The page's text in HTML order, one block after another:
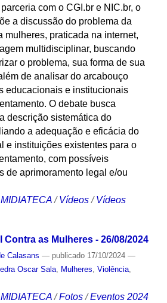
com o CGI.br e NIC.br, o
a discussão do problema da
mulheres, praticada na internet,
multidisciplinar, buscando
o problema, sua forma de sua
de analisar do arcabouço
educacionais e institucionais
O debate busca
descrição sistemática do
a adequação e eficácia do
e instituições existentes para o
com possíveis
de aprimoramento legal e/ou
MIDIATECA / Vídeos / Vídeos
as Mulheres - 26/08/2024
Calasans — publicado17/10/2024 —
Oscar Sala, Mulheres, Violência,
MIDIATECA /Fotos /Eventos 2024